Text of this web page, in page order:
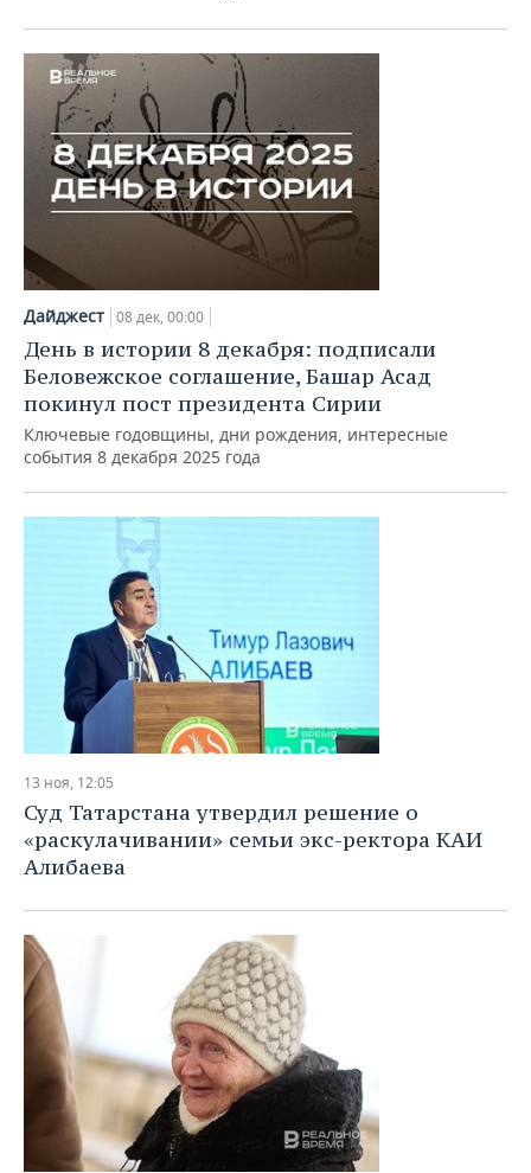
Дайджест 08 дек, 00:00
День в истории 8 декабря: подписали
Беловежское соглашение, Башар Асад
покинул пост президента Сирии
Ключевые годовщины, дни рождения, интересные
события 8 декабря 2025 года
13 ноя, 12:05
Суд Татарстана утвердил решение о
«раскулачивании» семьи экс-ректора КАИ
Алибаева